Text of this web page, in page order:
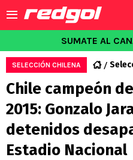
SUMATE AL
SELECCIÓN CHILENA
Chile campeón
2015: Gonzalo
detenidos
Estadio Nacional